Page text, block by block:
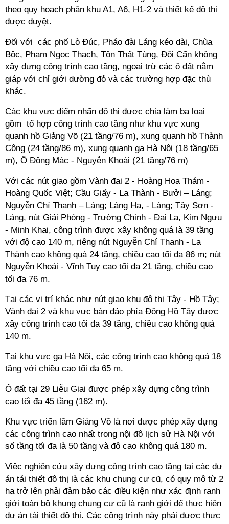
theo quy hoạch phân khu A1, A6, H1-2 và thiết kế đô thị
được duyệt.
Đối với các phố Lò Đúc, Pháo đài Láng kéo dài, Chùa
Bộc, Phạm Ngọc Thạch, Tôn Thất Tùng, Đội Cấn không
xây dựng công trình cao tầng, ngoại trừ các ô đất nằm
giáp với chỉ giới dường đỏ và các trường hợp đặc thù
khác.
Các khu vực điểm nhấn đô thị được chia làm ba loại
gồm tổ hợp công trình cao tầng như khu vực xung
quanh hồ Giảng Võ (21 tầng/76 m), xung quanh hồ Thành
Công (24 tầng/86 m), xung quanh ga Hà Nội (18 tầng/65
m), Ô Đông Mác - Nguyễn Khoái (21 tầng/76 m)
Với các nút giao gồm Vành đai 2 - Hoàng Hoa Thám -
Hoàng Quốc Việt; Cầu Giấy - La Thành - Bưởi – Láng;
Nguyễn Chí Thanh – Láng; Láng Hạ, - Láng; Tây Sơn -
Láng, nút Giải Phóng - Trường Chinh - Đại La, Kim Ngưu
- Minh Khai, công trình được xây không quá là 39 tầng
với độ cao 140 m, riêng nút Nguyễn Chí Thanh - La
Thành cao không quá 24 tầng, chiều cao tối đa 86 m; nút
Nguyễn Khoái - Vĩnh Tuy cao tối đa 21 tầng, chiều cao
tối đa 76 m.
Tại các vị trí khác như nút giao khu đô thị Tây - Hồ Tây;
Vành đai 2 và khu vực bán đảo phía Đông Hồ Tây được
xây công trình cao tối đa 39 tầng, chiều cao không quá
140 m.
Tại khu vực ga Hà Nội, các công trình cao không quá 18
tầng với chiều cao tối đa 65 m.
Ô đất tại 29 Liễu Giai được phép xây dựng công trình
cao tối đa 45 tầng (162 m).
Khu vực triển lãm Giảng Võ là nơi được phép xây dựng
các công trình cao nhất trong nội đô lịch sử Hà Nội với
số tầng tối đa là 50 tầng và độ cao không quá 180 m.
Việc nghiên cứu xây dựng công trình cao tầng tại các dự
án tái thiết đô thị là các khu chung cư cũ, có quy mô từ 2
ha trở lên phải đảm bảo các điều kiện như xác định ranh
giới toàn bộ khung chung cư cũ là ranh giới để thực hiện
dự án tái thiết đô thị. Các công trình này phải được thực